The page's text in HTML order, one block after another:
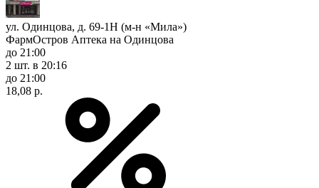
ул. Одинцова, д. 69-1Н (м-н «Мила»)
ФармОстров Аптека на Одинцова
до 21:00
2 шт. в 20:16
до 21:00
18,08 р.